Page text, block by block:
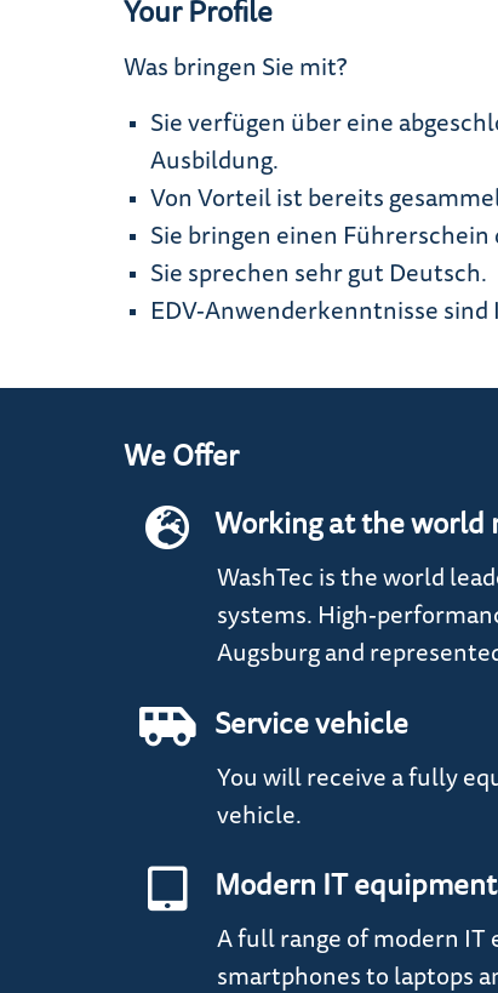
Your Profile
Was bringen Sie mit?
Sie verfügen über eine
Ausbildung.
Von Vorteil ist bereits
Sie bringen einen
Sie sprechen sehr gut Deutsch.
EDV-Anwenderkenntnisse
We Offer
Working at the world
WashTec is the world
systems. High-
Augsburg and
Service vehicle
You will receive a fully
vehicle.
Modern IT equipment
A full range of modern IT
smartphones to laptops